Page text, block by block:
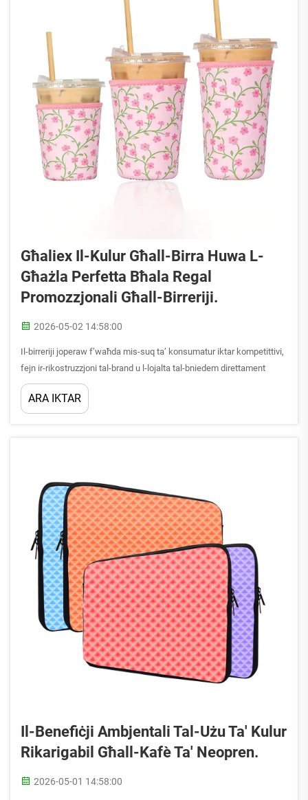
Għaliex Il-Kulur Għall-Birra Huwa L-
Għażla Perfetta Bħala Regal
Promozzjonali Għall-Birreriji.
2026-05-02 14:58:00
Il-birreriji joperaw f’waħda mis-suq ta’ konsumatur iktar kompetittivi,
fejn ir-rikostruzzjoni tal-brand u l-lojalta tal-bniedem direttament
jinfluwenza l-ogħla tas-silġ u l-penetrazzjoni tas-suq. F’ambjent li
jkun ħażin bil-birri artiżanali u minn kbar il-produtturi stabbiliti...
ARA IKTAR
Il-Benefiċji Ambjentali Tal-Użu Ta' Kulur
Rikarigabil Għall-Kafè Ta' Neopren.
2026-05-01 14:58:00